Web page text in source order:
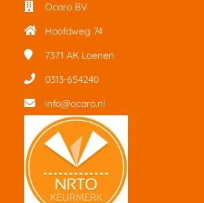
Ocaro BV
Hoofdweg 74
7371 AK Loenen
0313-654240
info@ocaro.nl